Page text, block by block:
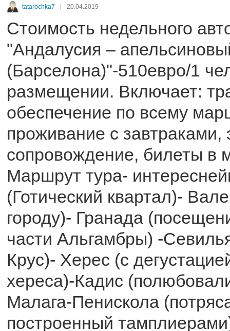
tatarochka7 20.04.2019
Стоимость недельного
"Андалусия –
(Барселона)"-510евро/1
размещении. Включает:
обеспечение по всему
проживание с завтраками,
сопровождение, билеты в
Маршрут тура-
(Готический квартал)-
городу)- Гранада
части Альгамбры) -
Крус)- Херес (с
хереса)-Кадис
Малага-Пенискола
построенный